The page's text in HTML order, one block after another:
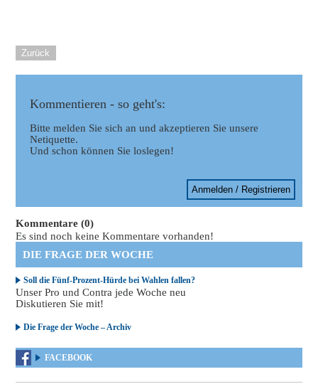
Zurück
Kommentieren - so geht's:
Bitte melden Sie sich an und akzeptieren Sie unsere
Netiquette.
Und schon können Sie loslegen!
Anmelden / Registrieren
Kommentare (0)
Es sind noch keine Kommentare vorhanden!
DIE FRAGE DER WOCHE
Soll die Fünf-Prozent-Hürde bei Wahlen fallen?
Unser Pro und Contra jede Woche neu
Diskutieren Sie mit!
Die Frage der Woche – Archiv
FACEBOOK